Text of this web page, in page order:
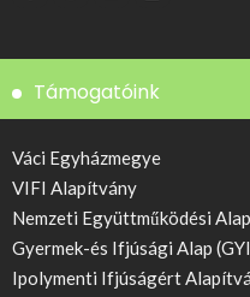
Támogatóink
Váci Egyházmegye
VIFI Alapítvány
Nemzeti Együttműködési
Gyermek-és Ifjúsági Alap
Ipolymenti Ifjúságért